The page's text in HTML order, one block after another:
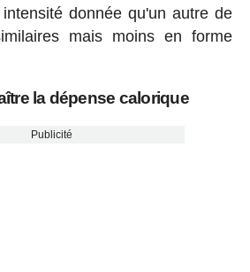
donnée qu'un autre de
mais moins en forme
la dépense calorique
Publicité